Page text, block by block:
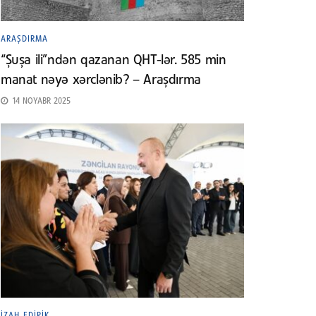
ARAŞDIRMA
“Şuşa ili”ndən qazanan QHT-lər. 585 min
manat nəyə xərclənib? – Araşdırma
14 NOYABR 2025